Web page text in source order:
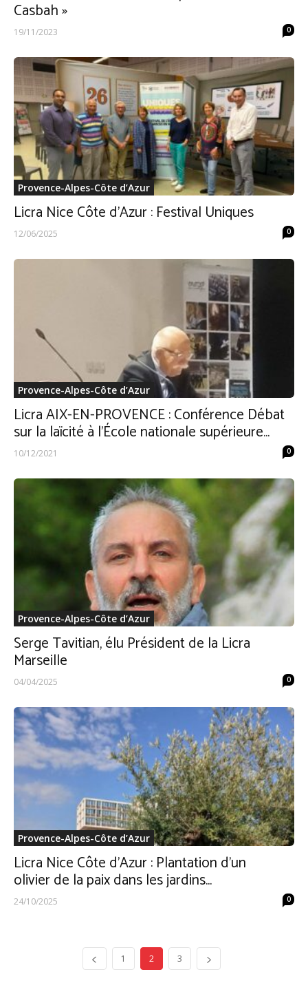
Casbah »
19/11/2023 0
Provence-Alpes-Côte d’Azur
Licra Nice Côte d’Azur : Festival Uniques
12/06/2025 0
Provence-Alpes-Côte d’Azur
Licra AIX-EN-PROVENCE : Conférence Débat
sur la laïcité à l’École nationale supérieure...
10/12/2021 0
Provence-Alpes-Côte d’Azur
Serge Tavitian, élu Président de la Licra
Marseille
04/04/2025 0
Provence-Alpes-Côte d’Azur
Licra Nice Côte d’Azur : Plantation d’un
olivier de la paix dans les jardins...
24/10/2025 0
1 2 3